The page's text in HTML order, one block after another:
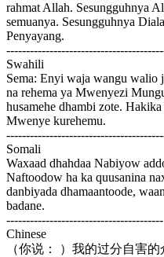
rahmat Allah. Sesungguhnya
semuanya. Sesungguhnya
Penyayang.
Swahili
Sema: Enyi waja wangu walio
na rehema ya Mwenyezi
husamehe dhambi zote.
Mwenye kurehemu.
Somali
Waxaad dhahdaa Nabiyow
Naftoodow ha ka quusanina
danbiyada dhamaantoode,
badane.
----------------------------------------
Chinese
（你说： ）我的过分自害